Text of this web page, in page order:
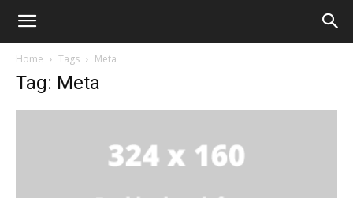
Home Tags Meta
Tag: Meta